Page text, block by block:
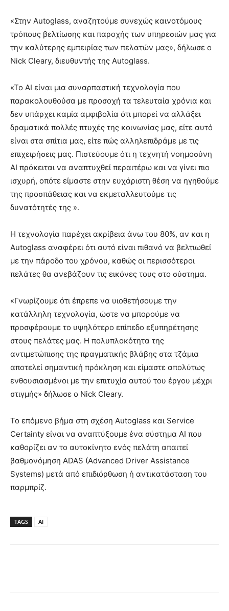
«Στην Autoglass, αναζητούμε συνεχώς καινοτόμους
τρόπους βελτίωσης και παροχής των υπηρεσιών μας για
την καλύτερης εμπειρίας των πελατών μας», δήλωσε ο
Nick Cleary, διευθυντής της Autoglass.
«Το AI είναι μια συναρπαστική τεχνολογία που
παρακολουθούσα με προσοχή τα τελευταία χρόνια και
δεν υπάρχει καμία αμφιβολία ότι μπορεί να αλλάξει
δραματικά πολλές πτυχές της κοινωνίας μας, είτε αυτό
είναι στα σπίτια μας, είτε πώς αλληλεπιδράμε με τις
επιχειρήσεις μας. Πιστεύουμε ότι η τεχνητή νοημοσύνη
AI πρόκειται να αναπτυχθεί περαιτέρω και να γίνει πιο
ισχυρή, οπότε είμαστε στην ευχάριστη θέση να ηγηθούμε
της προσπάθειας και να εκμεταλλευτούμε τις
δυνατότητές της ».
Η τεχνολογία παρέχει ακρίβεια άνω του 80%, αν και η
Autoglass αναφέρει ότι αυτό είναι πιθανό να βελτιωθεί
με την πάροδο του χρόνου, καθώς οι περισσότεροι
πελάτες θα ανεβάζουν τις εικόνες τους στο σύστημα.
«Γνωρίζουμε ότι έπρεπε να υιοθετήσουμε την
κατάλληλη τεχνολογία, ώστε να μπορούμε να
προσφέρουμε το υψηλότερο επίπεδο εξυπηρέτησης
στους πελάτες μας. Η πολυπλοκότητα της
αντιμετώπισης της πραγματικής βλάβης στα τζάμια
αποτελεί σημαντική πρόκληση και είμαστε απολύτως
ενθουσιασμένοι με την επιτυχία αυτού του έργου μέχρι
στιγμής» δήλωσε ο Nick Cleary.
Το επόμενο βήμα στη σχέση Autoglass και Service
Certainty είναι να αναπτύξουμε ένα σύστημα AI που
καθορίζει αν το αυτοκίνητο ενός πελάτη απαιτεί
βαθμονόμηση ADAS (Advanced Driver Assistance
Systems) μετά από επιδιόρθωση ή αντικατάσταση του
παρμπρίζ.
TAGS AI